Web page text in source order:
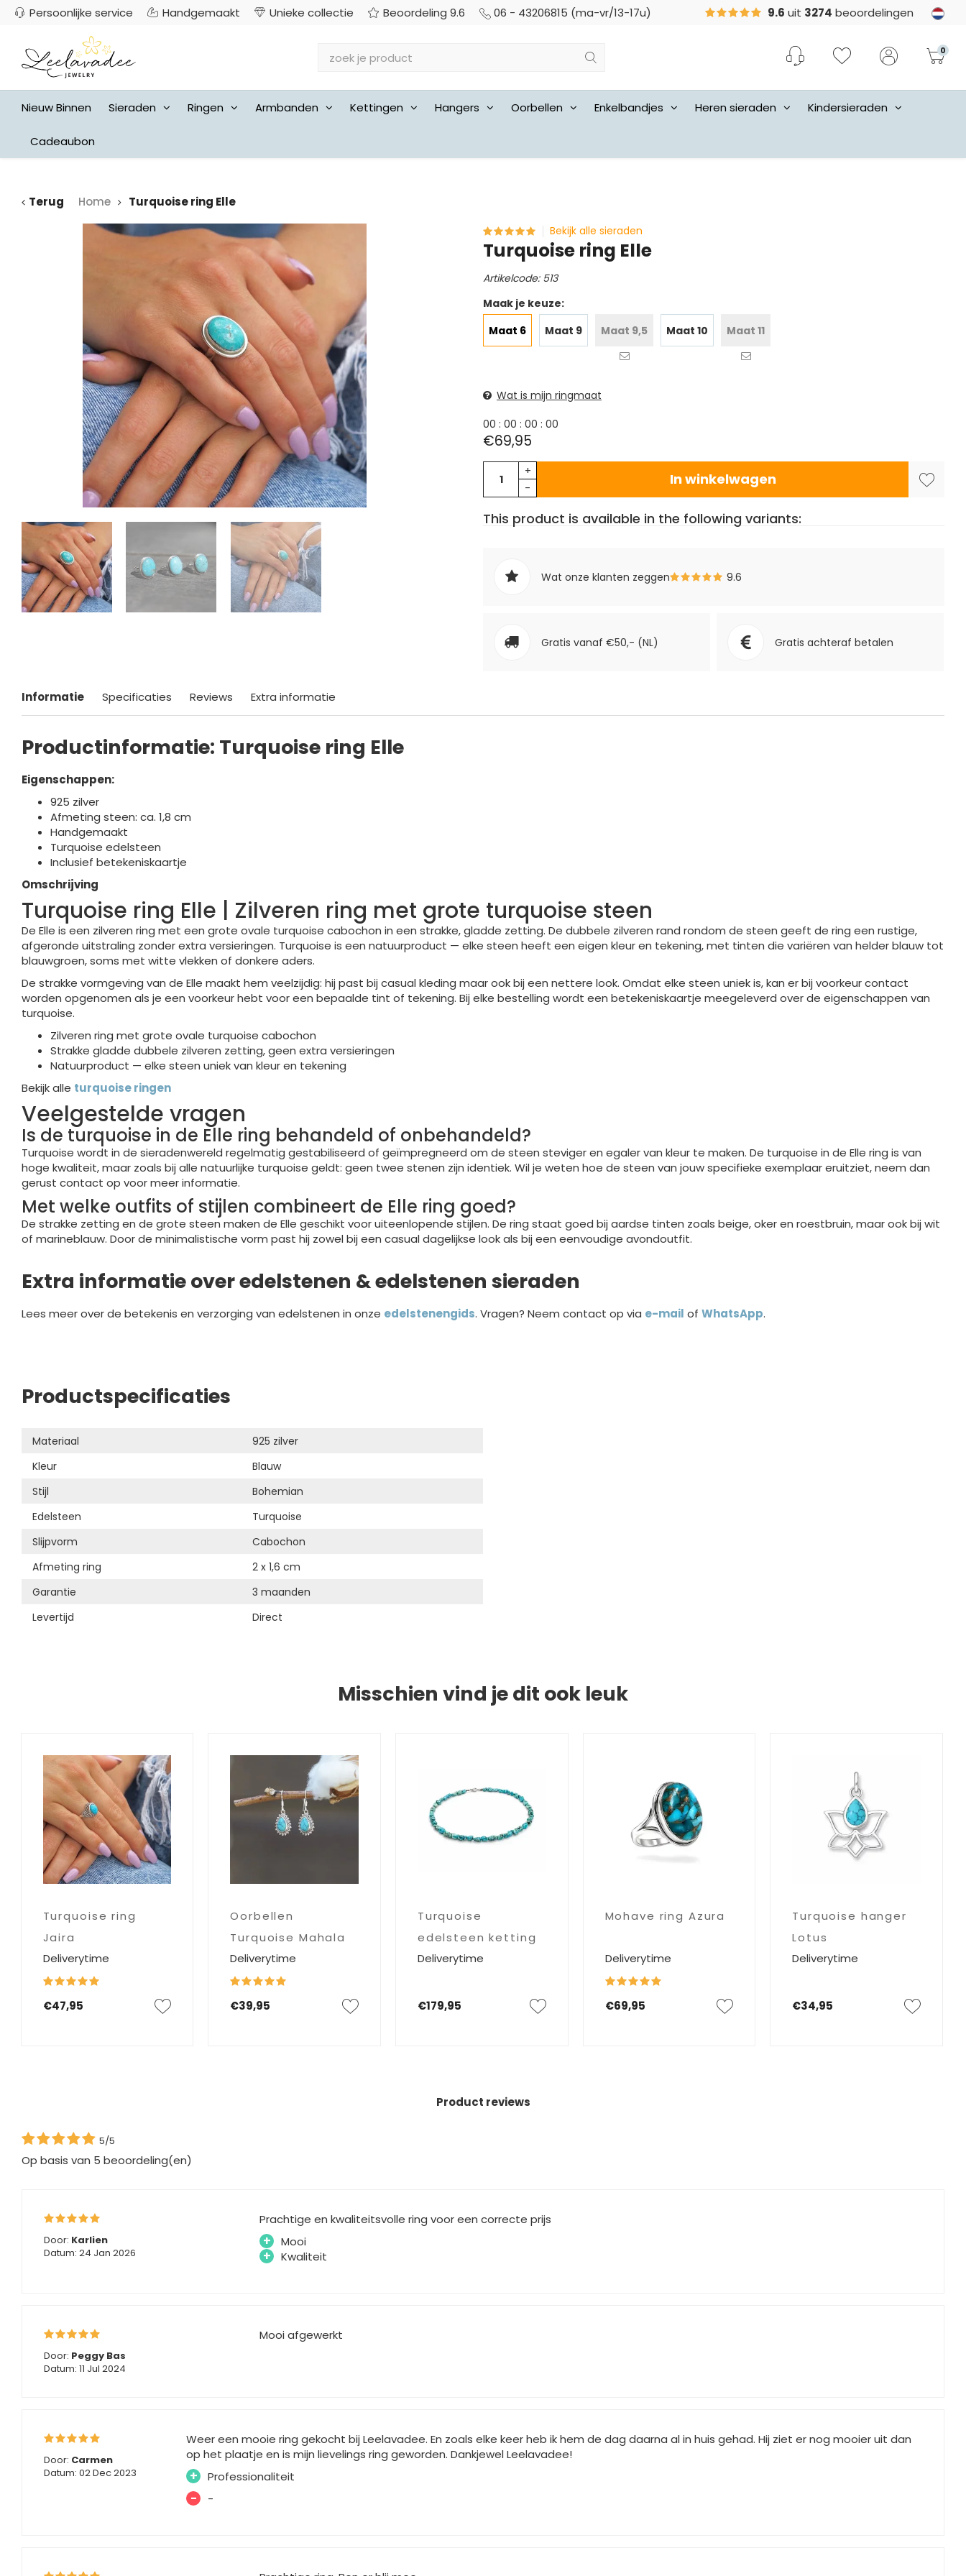
Persoonlijke service Handgemaakt Unieke collectie Beoordeling 9.6 06 - 43206815 (ma-vr/13-17u) 9.6 uit 3274 beoordelingen
0
Nieuw Binnen Sieraden Ringen Armbanden Kettingen Hangers Oorbellen Enkelbandjes Heren sieraden Kindersieraden
Cadeaubon
Terug Home Turquoise ring Elle
Bekijk alle sieraden
Turquoise ring Elle
Artikelcode: 513
Maak je keuze:
Maat 6
Maat 9 Maat 9,5 Maat 10 Maat 11
Wat is mijn ringmaat
00 : 00 : 00 : 00
€69,95
+
-
In winkelwagen
This product is available in the following variants:
Wat onze klanten zeggen 9.6
Gratis vanaf €50,- (NL) Gratis achteraf betalen
Informatie Specificaties Reviews Extra informatie
Productinformatie: Turquoise ring Elle
Eigenschappen:
925 zilver
Afmeting steen: ca. 1,8 cm
Handgemaakt
Turquoise edelsteen
Inclusief betekeniskaartje
Omschrijving
Turquoise ring Elle | Zilveren ring met grote turquoise steen
De Elle is een zilveren ring met een grote ovale turquoise cabochon in een strakke, gladde zetting. De dubbele zilveren rand rondom de steen geeft de ring een rustige,
afgeronde uitstraling zonder extra versieringen. Turquoise is een natuurproduct — elke steen heeft een eigen kleur en tekening, met tinten die variëren van helder blauw tot
blauwgroen, soms met witte vlekken of donkere aders.
De strakke vormgeving van de Elle maakt hem veelzijdig: hij past bij casual kleding maar ook bij een nettere look. Omdat elke steen uniek is, kan er bij voorkeur contact
worden opgenomen als je een voorkeur hebt voor een bepaalde tint of tekening. Bij elke bestelling wordt een betekeniskaartje meegeleverd over de eigenschappen van
turquoise.
Zilveren ring met grote ovale turquoise cabochon
Strakke gladde dubbele zilveren zetting, geen extra versieringen
Natuurproduct — elke steen uniek van kleur en tekening
Bekijk alle turquoise ringen
Veelgestelde vragen
Is de turquoise in de Elle ring behandeld of onbehandeld?
Turquoise wordt in de sieradenwereld regelmatig gestabiliseerd of geïmpregneerd om de steen steviger en egaler van kleur te maken. De turquoise in de Elle ring is van
hoge kwaliteit, maar zoals bij alle natuurlijke turquoise geldt: geen twee stenen zijn identiek. Wil je weten hoe de steen van jouw specifieke exemplaar eruitziet, neem dan
gerust contact op voor meer informatie.
Met welke outfits of stijlen combineert de Elle ring goed?
De strakke zetting en de grote steen maken de Elle geschikt voor uiteenlopende stijlen. De ring staat goed bij aardse tinten zoals beige, oker en roestbruin, maar ook bij wit
of marineblauw. Door de minimalistische vorm past hij zowel bij een casual dagelijkse look als bij een eenvoudige avondoutfit.
Extra informatie over edelstenen & edelstenen sieraden
Lees meer over de betekenis en verzorging van edelstenen in onze edelstenengids. Vragen? Neem contact op via e-mail of WhatsApp.
Productspecificaties
Materiaal
925 zilver
Kleur
Blauw
Stijl
Bohemian
Edelsteen
Turquoise
Slijpvorm
Cabochon
Afmeting ring
2 x 1,6 cm
Garantie
3 maanden
Levertijd
Direct
Misschien vind je dit ook leuk
Turquoise ring
Jaira
Deliverytime
€47,95
Oorbellen
Turquoise Mahala
Deliverytime
€39,95
Turquoise
edelsteen ketting
Liana
Deliverytime
€179,95
Mohave ring Azura
Deliverytime
€69,95
Turquoise hanger
Lotus
Deliverytime
€34,95
Product reviews
5/5
Op basis van 5 beoordeling(en)
Door: Karlien
Datum: 24 Jan 2026
Prachtige en kwaliteitsvolle ring voor een correcte prijs
+ Mooi
+ Kwaliteit
Door: Peggy Bas
Datum: 11 Jul 2024
Mooi afgewerkt
Door: Carmen
Datum: 02 Dec 2023
Weer een mooie ring gekocht bij Leelavadee. En zoals elke keer heb ik hem de dag daarna al in huis gehad. Hij ziet er nog mooier uit dan
op het plaatje en is mijn lievelings ring geworden. Dankjewel Leelavadee!
+ Professionaliteit
- -